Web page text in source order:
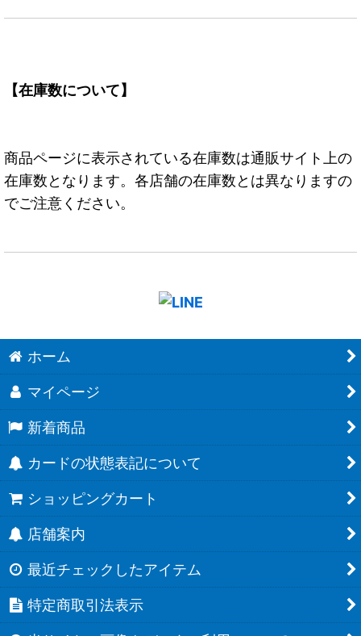
【在庫数について】
商品ページに表示されている在庫数は通販サイト上の
在庫数となります。各店舗の在庫数とは異なりますの
でご注意ください。
ホーム
マイページ
新着商品
カードの状態表記について
ショッピングカート
店舗案内
最近チェックしたアイテム
特定商取引法表示